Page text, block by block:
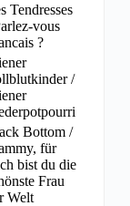
Tendresses
vous
?
/
Bottom /
für
bist du die
Frau
Welt